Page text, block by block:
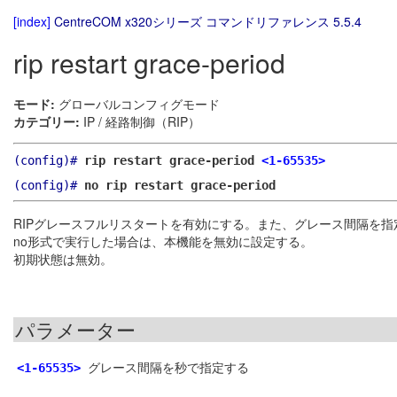
[index] CentreCOM x320シリーズ コマンドリファレンス 5.5.4
rip restart grace-period
モード: グローバルコンフィグモード
カテゴリー: IP / 経路制御（RIP）
(config)# rip restart grace-period <1-65535>
(config)# no rip restart grace-period
RIPグレースフルリスタートを有効にする。また、グレース間隔を
no形式で実行した場合は、本機能を無効に設定する。
初期状態は無効。
パラメーター
<1-65535> グレース間隔を秒で指定する